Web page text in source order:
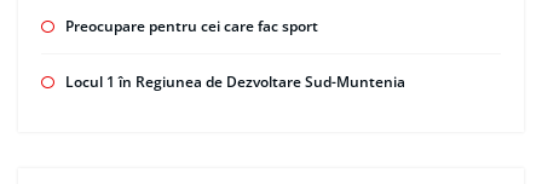
Preocupare pentru cei care fac sport
Locul 1 în Regiunea de Dezvoltare Sud-Muntenia